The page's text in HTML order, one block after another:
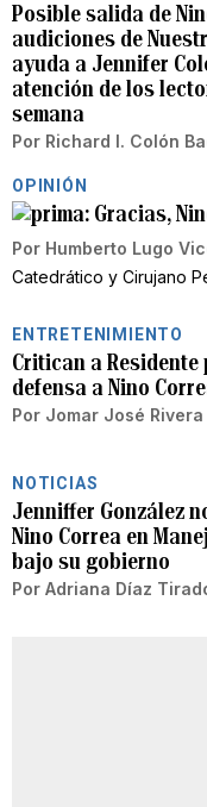
Posible salida de
audiciones de
ayuda a Jennifer
atención de los
semana
Por Richard I. Colón
OPINIÓN
Gracias,
Por Humberto Lugo
Catedrático y Cirujano
ENTRETENIMIENTO
Critican a Residente
defensa a Nino
Por Jomar José
NOTICIAS
Jenniffer González
Nino Correa en
bajo su gobierno
Por Adriana Díaz